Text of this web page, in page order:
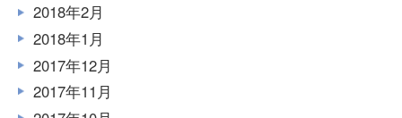
2018年2月
2018年1月
2017年12月
2017年11月